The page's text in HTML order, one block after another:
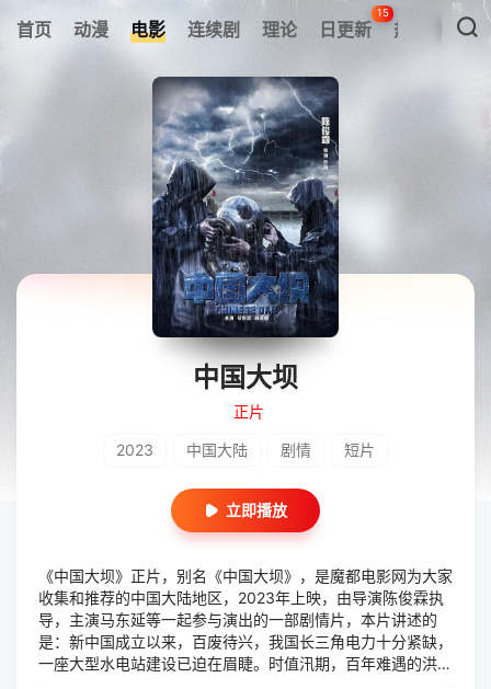
首页 动漫 电影 连续剧 理论 日更新
15
热搜榜
中国大坝
正片
2023 中国大陆 剧情 短片
立即播放
《中国大坝》正片，别名《中国大坝》，是魔都电影网为大家
收集和推荐的中国大陆地区，2023年上映，由导演陈俊霖执
导，主演马东延等一起参与演出的一部剧情片，本片讲述的
是：新中国成立以来，百废待兴，我国长三角电力十分紧缺，
一座大型水电站建设已迫在眉睫。时值汛期，百年难遇的洪水